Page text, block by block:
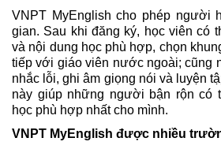
VNPT MyEnglish cho phép người
gian. Sau khi đăng ký, học viên có
và nội dung học phù hợp, chọn
tiếp với giáo viên nước ngoài; cũng
nhắc lỗi, ghi âm giọng nói và luyện
này giúp những người bận rộn có
học phù hợp nhất cho mình.
VNPT MyEnglish được nhiều